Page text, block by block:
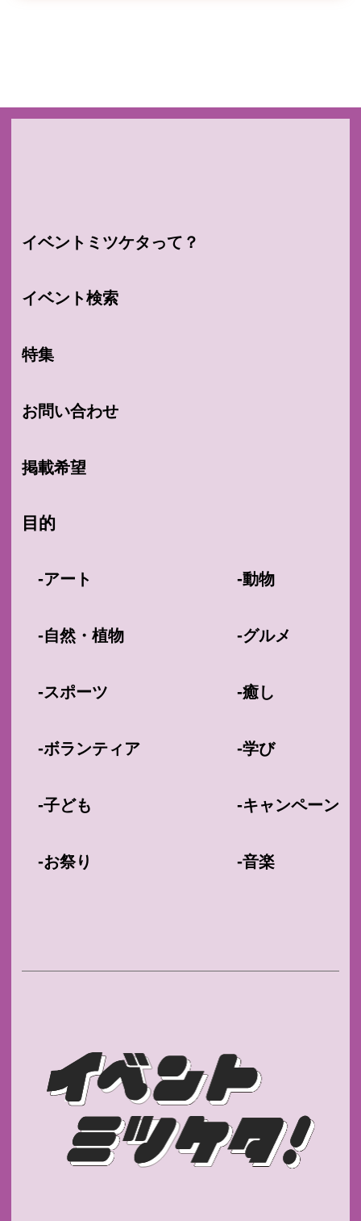
イベントミツケタって？
イベント検索
特集
お問い合わせ
掲載希望
目的
-アート
-自然・植物
-スポーツ
-ボランティア
-子ども
-お祭り
-動物
-グルメ
-癒し
-学び
-キャンペーン
-音楽